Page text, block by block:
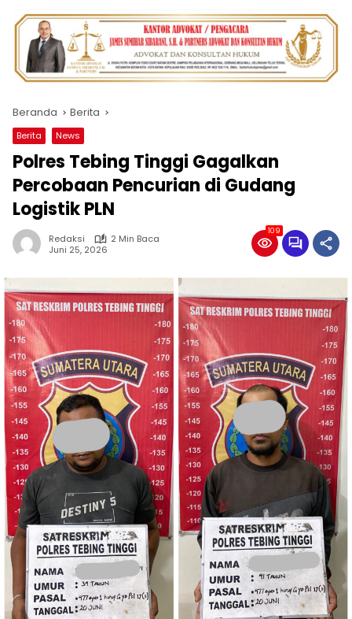
Beranda Berita
Berita News
Polres Tebing Tinggi Gagalkan
Percobaan Pencurian di Gudang
Logistik PLN
Redaksi
2 Min Baca
Juni 25, 2026
109